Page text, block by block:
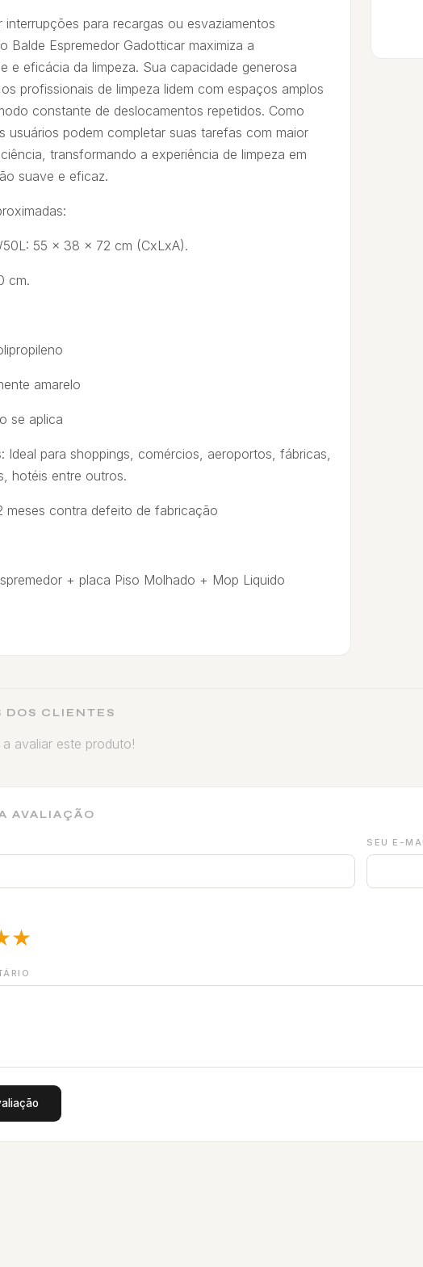
interrupções para recargas ou esvaziamentos
Balde Espremedor Gadotticar maximiza a
e eficácia da limpeza. Sua capacidade generosa
profissionais de limpeza lidem com espaços amplos
constante de deslocamentos repetidos. Como
usuários podem completar suas tarefas com maior
transformando a experiência de limpeza em
suave e eficaz.
55 x 38 x 72 cm (CxLxA).
cm.
amarelo
se aplica
Ideal para shoppings, comércios, aeroportos, fábricas,
hotéis entre outros.
meses contra defeito de fabricação
+ placa Piso Molhado + Mop Liquido
DOS CLIENTES
avaliar este produto!
AVALIAÇÃO
SEU E-
★